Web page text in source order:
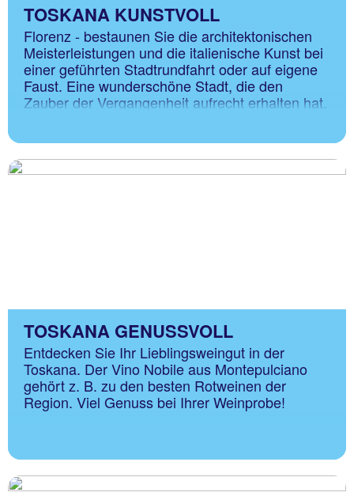
TOSKANA KUNSTVOLL
Florenz - bestaunen Sie die architektonischen
Meisterleistungen und die italienische Kunst bei
einer geführten Stadtrundfahrt oder auf eigene
Faust. Eine wunderschöne Stadt, die den
Zauber der Vergangenheit aufrecht erhalten hat.
TOSKANA GENUSSVOLL
Entdecken Sie Ihr Lieblingsweingut in der
Toskana. Der Vino Nobile aus Montepulciano
gehört z. B. zu den besten Rotweinen der
Region. Viel Genuss bei Ihrer Weinprobe!